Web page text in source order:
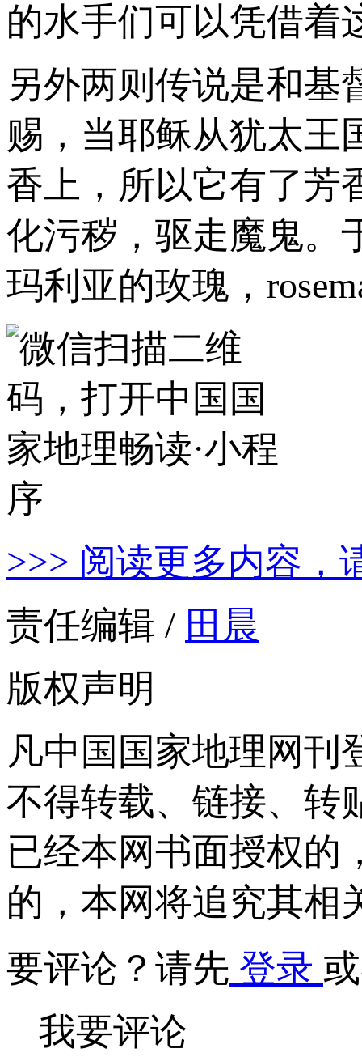
的水手们可以凭借着
另外两则传说是和基
赐，当耶稣从犹太王
香上，所以它有了芳
化污秽，驱走魔鬼。
玛利亚的玫瑰，
>>> 阅读更多内容，
责任编辑 / 田晨
版权声明
凡中国国家地理网刊
不得转载、链接、转
已经本网书面授权的
的，本网将追究其相
要评论？请先 登录
我要评论